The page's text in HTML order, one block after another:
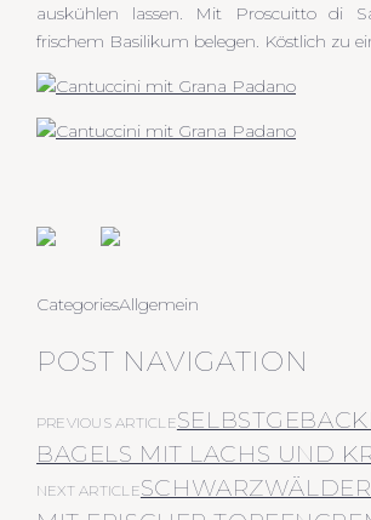
auskühlen lassen. Mit Proscuitto di
frischem Basilikum belegen. Köstlich zu
CategoriesAllgemein
POST NAVIGATION
PREVIOUS ARTICLE
BAGELS MIT LACHS UND
NEXT ARTICLE